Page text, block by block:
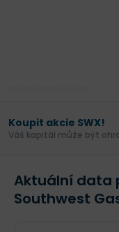
Koupit akcie SWX!
Váš kapitál může být
Aktuální data
Southwest